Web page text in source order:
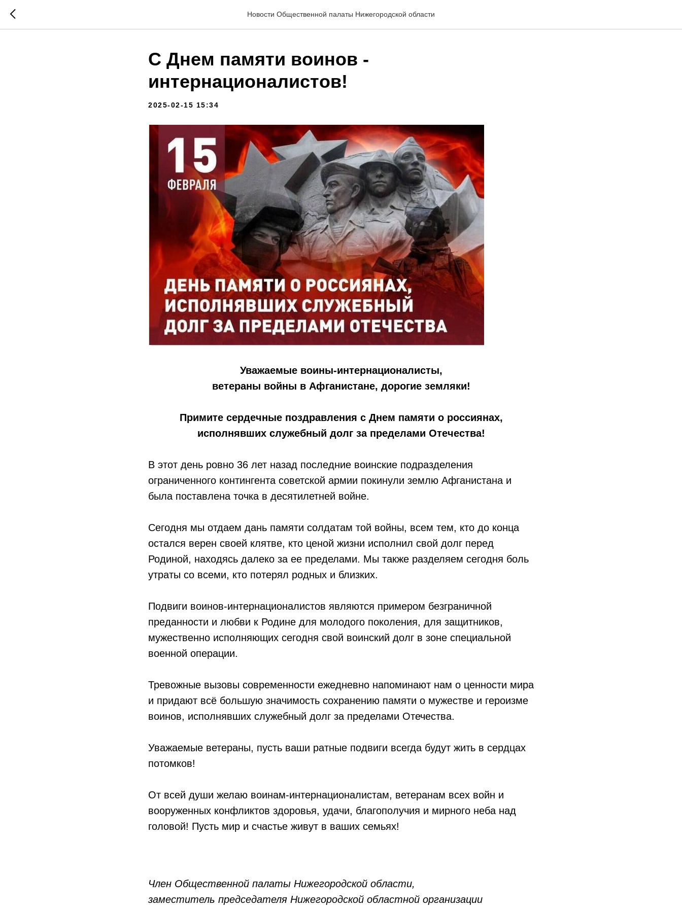
Новости Общественной палаты Нижегородской области
С Днем памяти воинов -
интернационалистов!
2025-02-15 15:34
Уважаемые воины-интернационалисты,
ветераны войны в Афганистане, дорогие земляки!
Примите сердечные поздравления с Днем памяти о россиянах,
исполнявших служебный долг за пределами Отечества!
В этот день ровно 36 лет назад последние воинские подразделения
ограниченного контингента советской армии покинули землю Афганистана и
была поставлена точка в десятилетней войне.
Сегодня мы отдаем дань памяти солдатам той войны, всем тем, кто до конца
остался верен своей клятве, кто ценой жизни исполнил свой долг перед
Родиной, находясь далеко за ее пределами. Мы также разделяем сегодня боль
утраты со всеми, кто потерял родных и близких.
Подвиги воинов-интернационалистов являются примером безграничной
преданности и любви к Родине для молодого поколения, для защитников,
мужественно исполняющих сегодня свой воинский долг в зоне специальной
военной операции.
Тревожные вызовы современности ежедневно напоминают нам о ценности мира
и придают всё большую значимость сохранению памяти о мужестве и героизме
воинов, исполнявших служебный долг за пределами Отечества.
Уважаемые ветераны, пусть ваши ратные подвиги всегда будут жить в сердцах
потомков!
От всей души желаю воинам-интернационалистам, ветеранам всех войн и
вооруженных конфликтов здоровья, удачи, благополучия и мирного неба над
головой! Пусть мир и счастье живут в ваших семьях!
Член Общественной палаты Нижегородской области,
заместитель председателя Нижегородской областной организации